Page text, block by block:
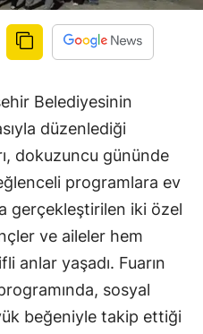
Belediyesinin
düzenlediği
dokuzuncu gününde
programlara ev
gerçekleştirilen iki özel
ve aileler hem
anlar yaşadı. Fuarın
sosyal
beğeniyle takip ettiği